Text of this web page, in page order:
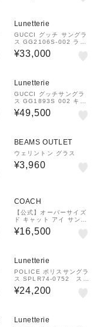
Lunetterie
GUCCI グッチ サングラ
ス GG2106S-002 ラウ
ンドシェイプ
¥33,000
Lunetterie
GUCCI グッチサングラ
ス GG1893S 002 キャ
ラバンシェイプ
¥49,500
BEAMS OUTLET
ウェリントン グラス
¥3,960
COACH
【公式】オーバーサイズ
ド キャット アイ サング
ラス
¥16,500
Lunetterie
POLICE ポリスサングラ
ス SPLR74-0752 スク
エアシェイプ
¥24,200
Lunetterie